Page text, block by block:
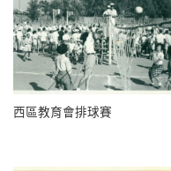
西區教育會排球賽